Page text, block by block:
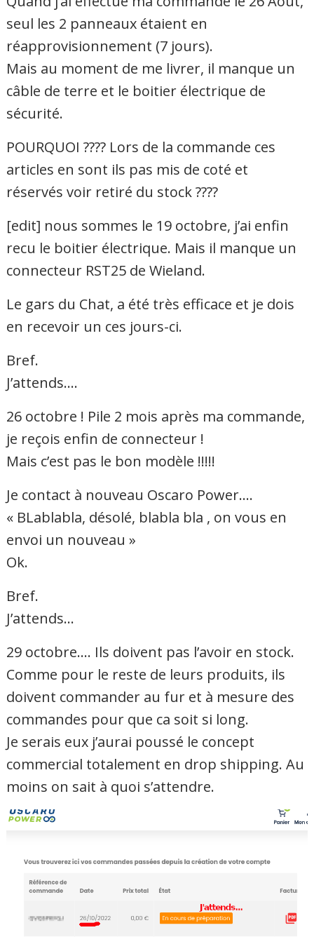
seul les 2 panneaux étaient en
réapprovisionnement (7 jours).
Mais au moment de me livrer, il manque un
câble de terre et le boitier électrique de
sécurité.
POURQUOI ???? Lors de la commande ces
articles en sont ils pas mis de coté et
réservés voir retiré du stock ????
[edit] nous sommes le 19 octobre, j’ai enfin
recu le boitier électrique. Mais il manque un
connecteur RST25 de Wieland.
Le gars du Chat, a été très efficace et je dois
en recevoir un ces jours-ci.
Bref.
J’attends….
26 octobre ! Pile 2 mois après ma commande,
je reçois enfin de connecteur !
Mais c’est pas le bon modèle !!!!!
Je contact à nouveau Oscaro Power….
« BLablabla, désolé, blabla bla , on vous en
envoi un nouveau »
Ok.
Bref.
J’attends…
29 octobre…. Ils doivent pas l’avoir en stock.
Comme pour le reste de leurs produits, ils
doivent commander au fur et à mesure des
commandes pour que ca soit si long.
Je serais eux j’aurai poussé le concept
commercial totalement en drop shipping. Au
moins on sait à quoi s’attendre.